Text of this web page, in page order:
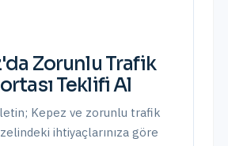
'da Zorunlu Trafik
Teklifi Al
Kepez ve zorunlu trafik
ihtiyaçlarınıza göre